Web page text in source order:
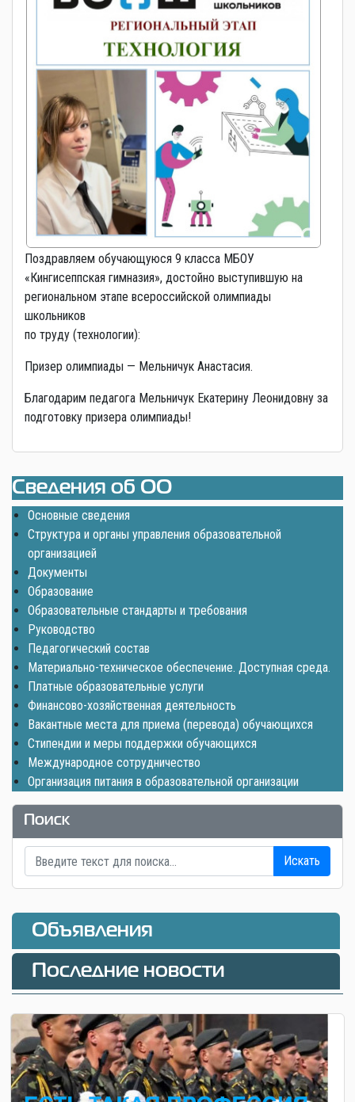
Поздравляем обучающуюся 9 класса МБОУ
«Кингисеппская гимназия», достойно выступившую на
региональном этапе всероссийской олимпиады
школьников
по труду (технологии):
Призер олимпиады — Мельничук Анастасия.
Благодарим педагога Мельничук Екатерину Леонидовну за
подготовку призера олимпиады!
Сведения об ОО
Основные сведения
Структура и органы управления образовательной
организацией
Документы
Образование
Образовательные стандарты и требования
Руководство
Педагогический состав
Материально-техническое обеспечение. Доступная среда.
Платные образовательные услуги
Финансово-хозяйственная деятельность
Вакантные места для приема (перевода) обучающихся
Стипендии и меры поддержки обучающихся
Международное сотрудничество
Организация питания в образовательной организации
Поиск
Искать
Объявления
Последние новости